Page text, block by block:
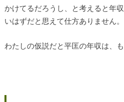
かけてるだろうし、と考えると年
いはずだと思えて仕方ありません。
わたしの仮説だと平匡の年収は、